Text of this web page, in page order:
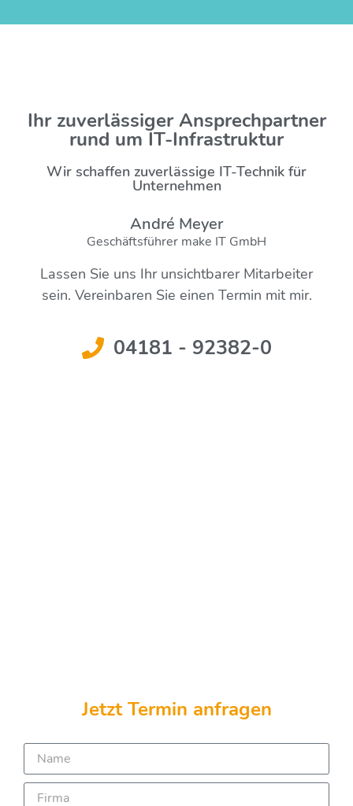
Ihr zuverlässiger Ansprechpartner
rund um IT-Infrastruktur
Wir schaffen zuverlässige IT-Technik für
Unternehmen
André Meyer
Geschäftsführer make IT GmbH
Lassen Sie uns Ihr unsichtbarer Mitarbeiter
sein. Vereinbaren Sie einen Termin mit mir.
04181 - 92382-0
Jetzt Termin anfragen